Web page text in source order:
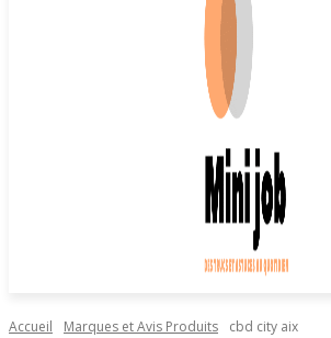
Accueil Marques et Avis Produits cbd city aix